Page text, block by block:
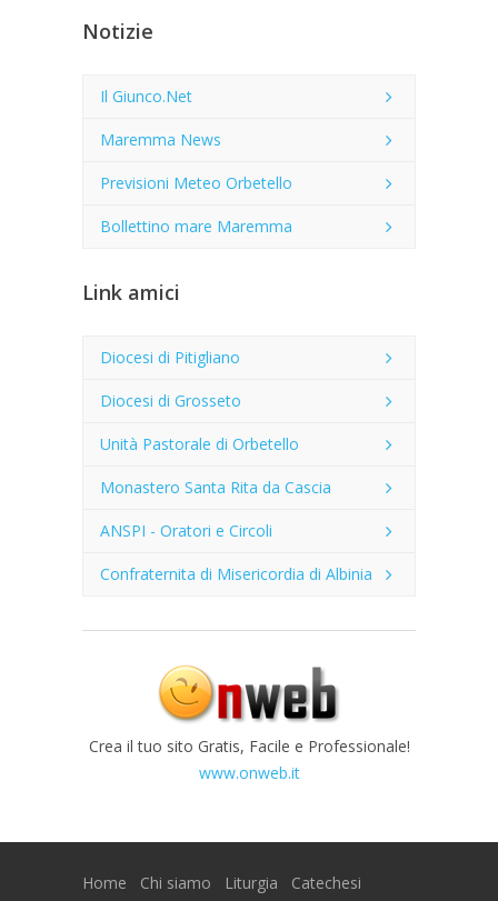
Notizie
Il Giunco.Net
Maremma News
Previsioni Meteo Orbetello
Bollettino mare Maremma
Link amici
Diocesi di Pitigliano
Diocesi di Grosseto
Unità Pastorale di Orbetello
Monastero Santa Rita da Cascia
ANSPI - Oratori e Circoli
Confraternita di Misericordia di Albinia
Crea il tuo sito Gratis, Facile e Professionale!
www.onweb.it
Home Chi siamo Liturgia
Catechesi